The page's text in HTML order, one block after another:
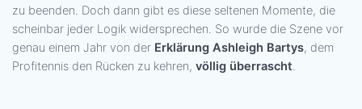
zu beenden. Doch dann gibt es diese seltenen Momente, die
scheinbar jeder Logik widersprechen. So wurde die Szene vor
genau einem Jahr von der Erklärung Ashleigh Bartys, dem
Profitennis den Rücken zu kehren, völlig überrascht.